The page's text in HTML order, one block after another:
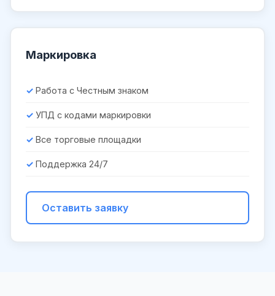
Маркировка
Работа с Честным знаком
УПД с кодами маркировки
Все торговые площадки
Поддержка 24/7
Оставить заявку